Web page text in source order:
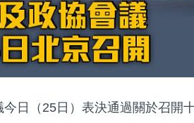
日（25日）表決通過關於召開